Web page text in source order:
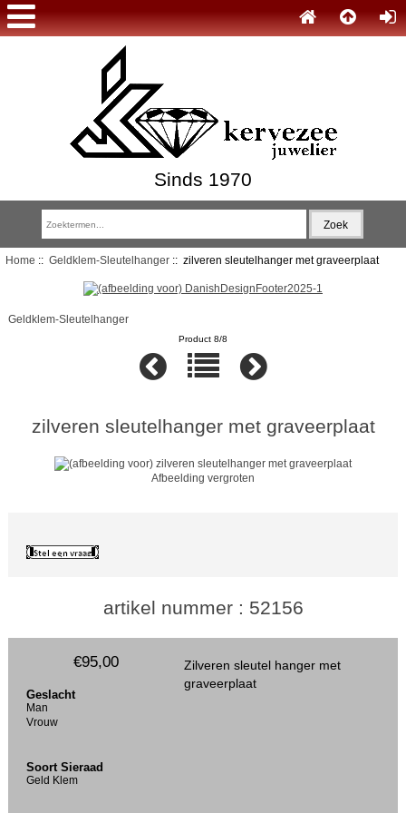
Sinds 1970
Home :: Geldklem-Sleutelhanger:: zilveren sleutelhanger met graveerplaat
Geldklem-Sleutelhanger
Product 8/8
zilveren sleutelhanger met graveerplaat
Afbeelding vergroten
artikel nummer : 52156
Zilveren sleutel hanger met
graveerplaat
€95,00
Geslacht
Man
Vrouw
Soort Sieraad
Geld Klem